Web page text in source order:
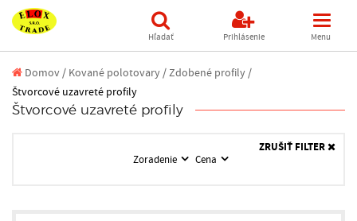
Hľadať Prihlásenie Menu
Domov/ Kované polotovary /Zdobené profily /
Štvorcové uzavreté profily
Štvorcové uzavreté profily
Zoradenie Cena
ZRUŠIŤ FILTER